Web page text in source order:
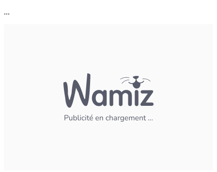
...